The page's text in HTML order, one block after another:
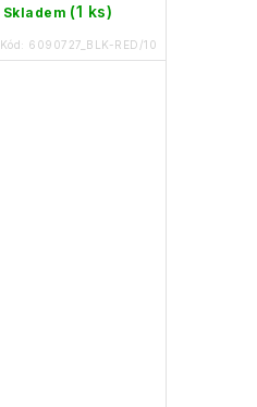
Skladem (1 ks)
Kód: 6090727_BLK-RED/10